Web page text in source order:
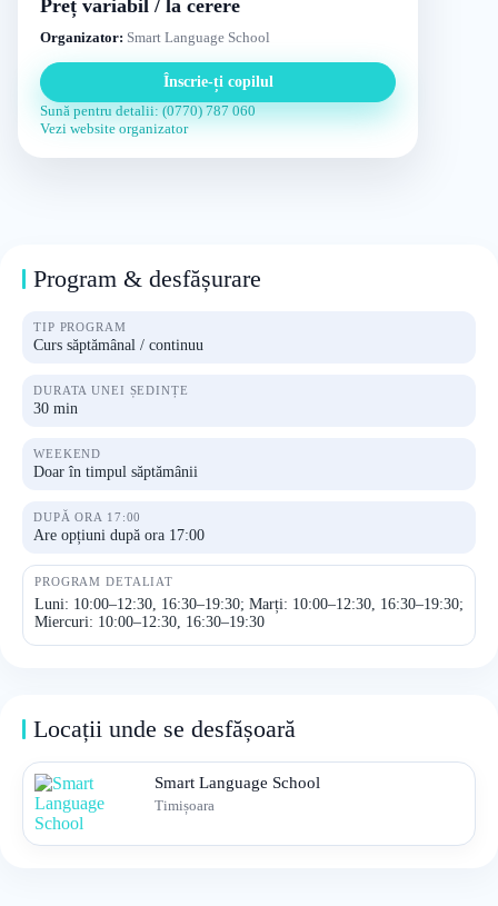
Preț variabil / la cerere
Organizator: Smart Language School
Înscrie-ți copilul
Sună pentru detalii: (0770) 787 060
Vezi website organizator
Program & desfășurare
TIP PROGRAM
Curs săptămânal / continuu
DURATA UNEI ȘEDINȚE
30 min
WEEKEND
Doar în timpul săptămânii
DUPĂ ORA 17:00
Are opțiuni după ora 17:00
PROGRAM DETALIAT
Luni: 10:00–12:30, 16:30–19:30; Marți: 10:00–12:30, 16:30–19:30;
Miercuri: 10:00–12:30, 16:30–19:30
Locații unde se desfășoară
Smart Language School
Timișoara